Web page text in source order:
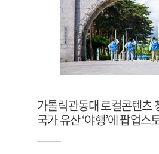
가톨릭관동대 로컬콘텐츠
국가 유산 ‘야행’에 팝업스